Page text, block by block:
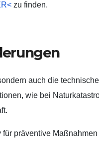
zu finden.
auch die
wie bei
präventive